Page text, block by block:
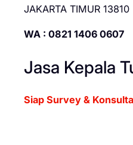
JAKARTA TIMUR 13810
WA : 0821 1406 0607
Jasa Kepala
Siap Survey &